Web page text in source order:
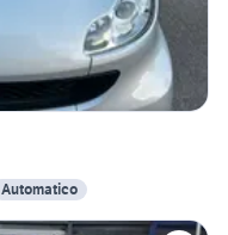
Automatico